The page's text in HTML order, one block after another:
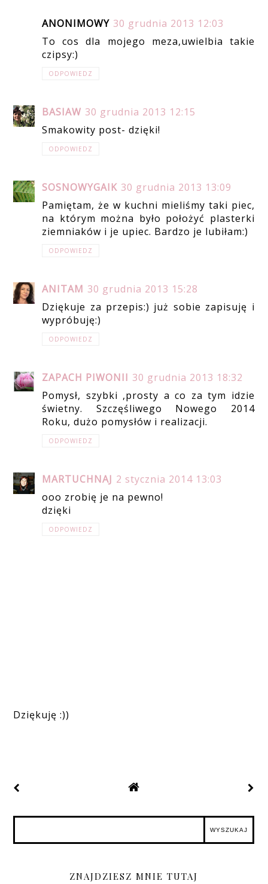
ANONIMOWY 30 grudnia 2013 12:03
To cos dla mojego meza,uwielbia takie
czipsy:)
ODPOWIEDZ
BASIAW 30 grudnia 2013 12:15
Smakowity post- dzięki!
ODPOWIEDZ
SOSNOWYGAIK 30 grudnia 2013 13:09
Pamiętam, że w kuchni mieliśmy taki piec,
na którym można było położyć plasterki
ziemniaków i je upiec. Bardzo je lubiłam:)
ODPOWIEDZ
ANITAM 30 grudnia 2013 15:28
Dziękuje za przepis:) już sobie zapisuję i
wypróbuję:)
ODPOWIEDZ
ZAPACH PIWONII 30 grudnia 2013 18:32
Pomysł, szybki ,prosty a co za tym idzie
świetny. Szczęśliwego Nowego 2014
Roku, dużo pomysłów i realizacji.
ODPOWIEDZ
MARTUCHNAJ 2 stycznia 2014 13:03
ooo zrobię je na pewno!
dzięki
ODPOWIEDZ
Dziękuję :))
ZNAJDZIESZ MNIE TUTAJ